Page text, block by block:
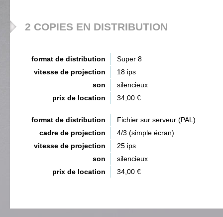
2 COPIES EN DISTRIBUTION
format de distribution
Super 8
vitesse de projection
18 ips
son
silencieux
prix de location
34,00 €
format de distribution
Fichier sur serveur (PAL)
cadre de projection
4/3 (simple écran)
vitesse de projection
25 ips
son
silencieux
prix de location
34,00 €